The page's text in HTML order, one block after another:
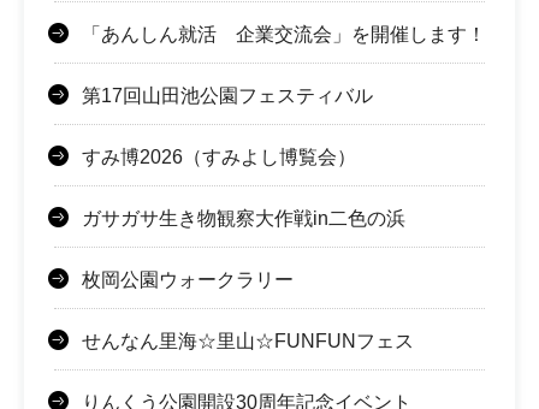
「あんしん就活 企業交流会」を開催します！
第17回山田池公園フェスティバル
すみ博2026（すみよし博覧会）
ガサガサ生き物観察大作戦in二色の浜
枚岡公園ウォークラリー
せんなん里海☆里山☆FUNFUNフェス
りんくう公園開設30周年記念イベント